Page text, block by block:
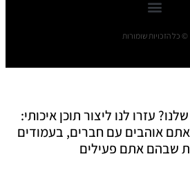
© כל הזכויות שומורות
עזרו לנו ליצור תוכן איכותי:
אוהבים עם חברים, בעמודים
שבהם אתם פעילים